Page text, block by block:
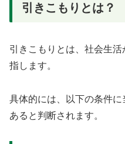
引きこもりとは？
引きこもりとは、社会生
指します。
具体的には、以下の条件
あると判断されます。